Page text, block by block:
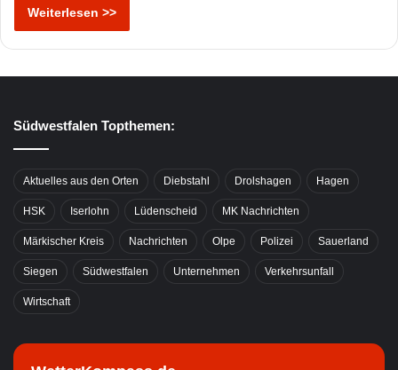
Weiterlesen >>
Südwestfalen Topthemen:
Aktuelles aus den Orten Diebstahl Drolshagen Hagen
HSK Iserlohn Lüdenscheid MK Nachrichten
Märkischer Kreis Nachrichten Olpe Polizei Sauerland
Siegen Südwestfalen Unternehmen Verkehrsunfall
Wirtschaft